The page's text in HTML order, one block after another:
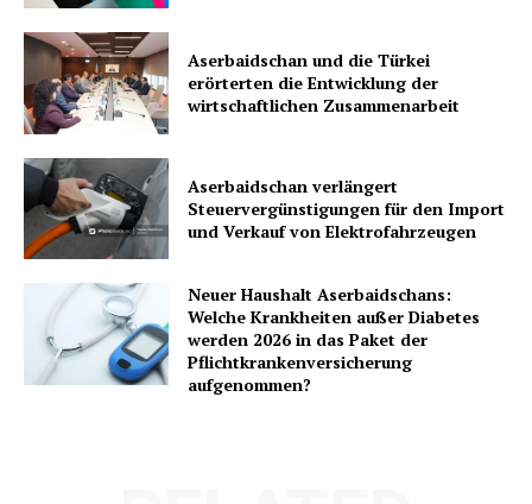
Aserbaidschan und die Türkei
erörterten die Entwicklung der
wirtschaftlichen Zusammenarbeit
Aserbaidschan verlängert
Steuervergünstigungen für den Import
und Verkauf von Elektrofahrzeugen
Neuer Haushalt Aserbaidschans:
Welche Krankheiten außer Diabetes
werden 2026 in das Paket der
Pflichtkrankenversicherung
aufgenommen?